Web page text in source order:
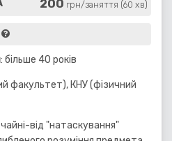
200 грн/заняття (60 хв)
: більше 40 років
факультет), КНУ (фізичний
від "натаскування"